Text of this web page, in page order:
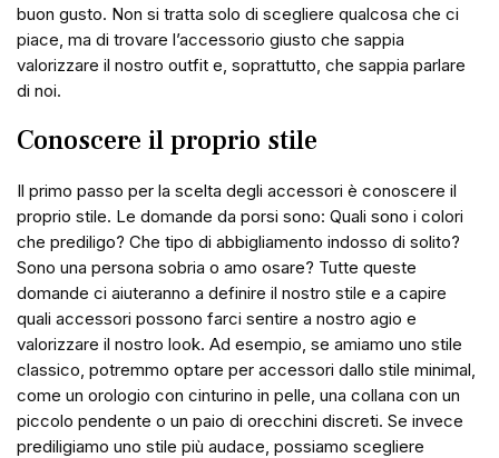
buon gusto. Non si tratta solo di scegliere qualcosa che ci
piace, ma di trovare l’accessorio giusto che sappia
valorizzare il nostro outfit e, soprattutto, che sappia parlare
di noi.
Conoscere il proprio stile
Il primo passo per la scelta degli accessori è conoscere il
proprio stile. Le domande da porsi sono: Quali sono i colori
che prediligo? Che tipo di abbigliamento indosso di solito?
Sono una persona sobria o amo osare? Tutte queste
domande ci aiuteranno a definire il nostro stile e a capire
quali accessori possono farci sentire a nostro agio e
valorizzare il nostro look. Ad esempio, se amiamo uno stile
classico, potremmo optare per accessori dallo stile minimal,
come un orologio con cinturino in pelle, una collana con un
piccolo pendente o un paio di orecchini discreti. Se invece
prediligiamo uno stile più audace, possiamo scegliere